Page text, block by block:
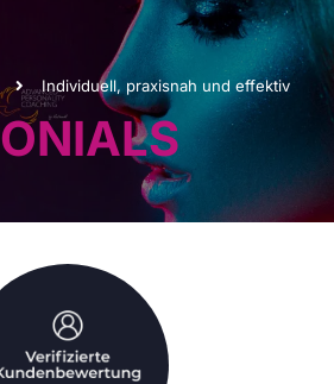
Individuell, praxisnah und effektiv